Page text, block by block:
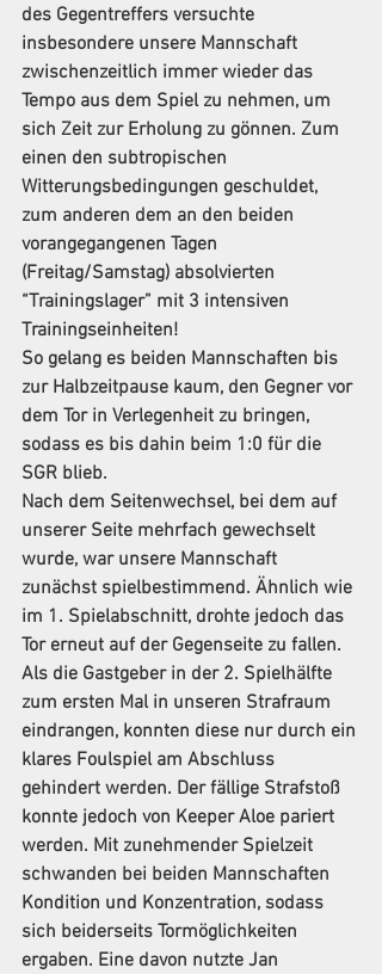
des Gegentreffers versuchte
insbesondere unsere Mannschaft
zwischenzeitlich immer wieder das
Tempo aus dem Spiel zu nehmen, um
sich Zeit zur Erholung zu gönnen. Zum
einen den subtropischen
Witterungsbedingungen geschuldet,
zum anderen dem an den beiden
vorangegangenen Tagen
(Freitag/Samstag) absolvierten
“Trainingslager” mit 3 intensiven
Trainingseinheiten!
So gelang es beiden Mannschaften bis
zur Halbzeitpause kaum, den Gegner vor
dem Tor in Verlegenheit zu bringen,
sodass es bis dahin beim 1:0 für die
SGR blieb.
Nach dem Seitenwechsel, bei dem auf
unserer Seite mehrfach gewechselt
wurde, war unsere Mannschaft
zunächst spielbestimmend. Ähnlich wie
im 1. Spielabschnitt, drohte jedoch das
Tor erneut auf der Gegenseite zu fallen.
Als die Gastgeber in der 2. Spielhälfte
zum ersten Mal in unseren Strafraum
eindrangen, konnten diese nur durch ein
klares Foulspiel am Abschluss
gehindert werden. Der fällige Strafstoß
konnte jedoch von Keeper Aloe pariert
werden. Mit zunehmender Spielzeit
schwanden bei beiden Mannschaften
Kondition und Konzentration, sodass
sich beiderseits Tormöglichkeiten
ergaben. Eine davon nutzte Jan